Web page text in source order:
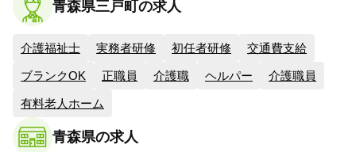
青森県三戸町の求人
介護福祉士 実務者研修 初任者研修 交通費支給
ブランクOK 正職員 介護職 ヘルパー 介護職員
有料老人ホーム
青森県の求人